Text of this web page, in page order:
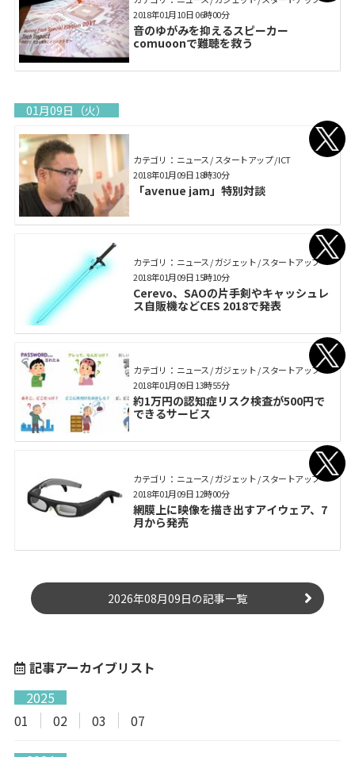
音のゆがみを抑えるスピーカー
comuoonで難聴を救う
2018年01月10日 06時00分
01月09日（火）
カテゴリ： ニュース / スタートアップ / ICT
「avenue jam」特別対談
2018年01月09日 18時30分
カテゴリ： ニュース / ガジェット / スタートアップ
Cerevo、SAOの片手剣やキャッシュレ
ス自販機などCES 2018で発表
2018年01月09日 15時10分
カテゴリ： ニュース / ガジェット / スタートアップ
約1万円の認知症リスク検査が500円で
できるサービス
2018年01月09日 13時55分
カテゴリ： ニュース / ガジェット / スタートアップ
網膜上に映像を描き出すアイウェア、7
月から発売
2018年01月09日 12時00分
2026年08月09日の記事一覧
記事アーカイブリスト
2025
01
02 03 07